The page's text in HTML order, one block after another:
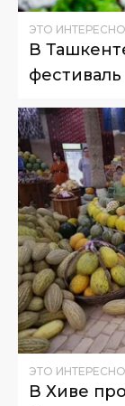
ЭТО ИНТЕРЕСНО
В
ЭТО ИНТЕРЕСНО
В Хиве